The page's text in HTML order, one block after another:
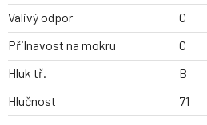
Valivý odpor
C
Přilnavost na mokru
C
Hluk tř.
B
Hlučnost
71